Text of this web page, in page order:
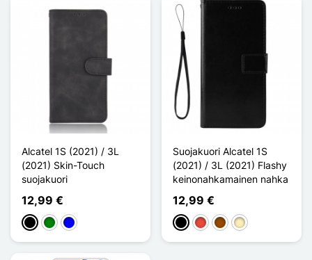
Alcatel 1S (2021) / 3L
(2021) Skin-Touch
suojakuori
12,99 €
MustaVihreäSininen
Suojakuori Alcatel 1S
(2021) / 3L (2021) Flashy
keinonahkamainen nahka
12,99 €
MustaPunainen
Ruskea
Doré